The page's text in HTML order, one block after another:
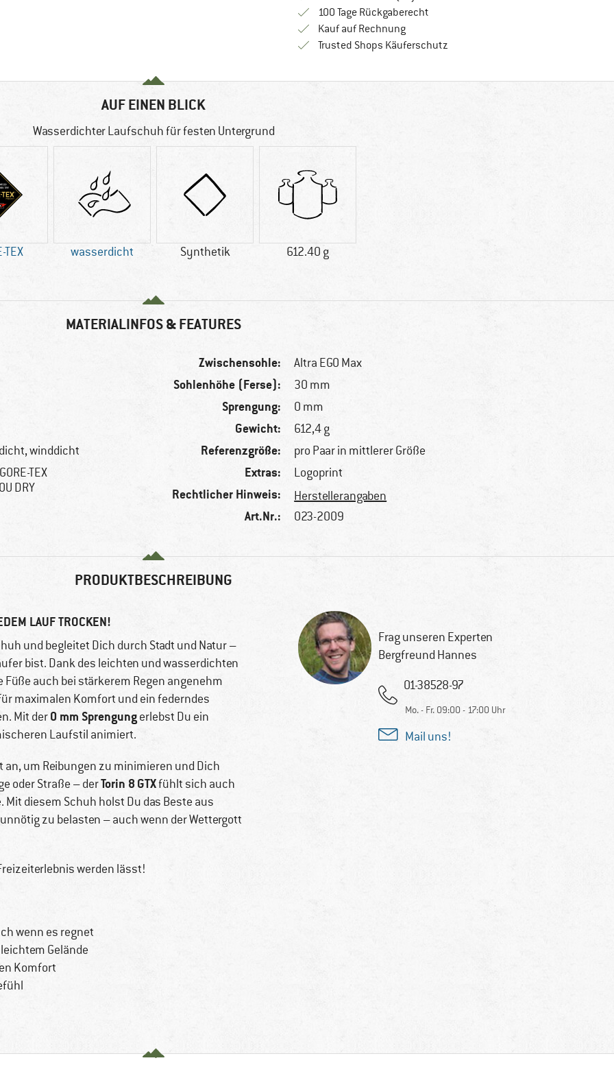
100 Tage RückgaberechtGehe hier zu den Rückgabe-Richtlinien
Kauf auf RechnungFinde die Zahlungs-Infos hier! Öffnet sich in
Trusted Shops KäuferschutzFinde alle Infos hier!
AUF EINEN BLICK
Wasserdichter Laufschuh für festen Untergrund
TEX wasserdicht Synthetik 612.40 g
MATERIALINFOS & FEATURES
winddicht
TEX
DRY
Zwischensohle: Altra EGO Max
Sohlenhöhe (Ferse): 30 mm
Sprengung: 0 mm
Gewicht: 612,4 g
Referenzgröße: pro Paar in mittlerer Größe
Extras: Logoprint
Rechtlicher Hinweis: Herstellerangaben
Art.Nr.: 023-2009
PRODUKTBESCHREIBUNG
LAUF TROCKEN!
und begleitet Dich durch Stadt und Natur –
bist. Dank des leichten und wasserdichten
Füße auch bei stärkerem Regen angenehm
maximalen Komfort und ein federndes
Mit der0 mm Sprengungerlebst Du ein
Laufstil animiert.
um Reibungen zu minimieren und Dich
oder Straße – derTorin 8 GTXfühlt sich auch
diesem Schuh holst Du das Beste aus
zu belasten – auch wenn der Wettergott
werden lässt!
wenn es regnet
Gelände
Komfort
Frag unseren Experten
Bergfreund Hannes
01-38528-97
Mo. - Fr. 09:00 - 17:00 Uhr
Mail uns!